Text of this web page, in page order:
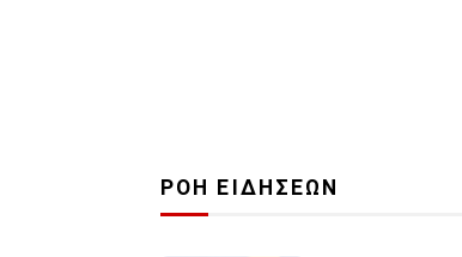
ΡΟΗ ΕΙΔΗΣΕΩΝ